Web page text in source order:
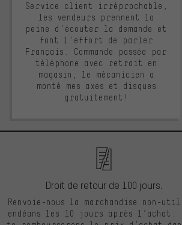
Service client irréprochable,
les vendeurs prennent la
peine d'écouter la demande et
font l'effort de parler
Français. Commande passée par
téléphone avec retrait en
magasin, le mécanicien a
monté mes axes et disques
gratuitement!
Droit de retour de 100 jours.
Renvoie-nous la marchandise non-
endéans les 10 jours après l’achat.